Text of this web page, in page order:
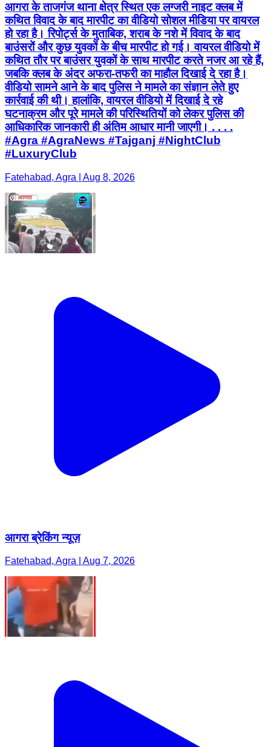
आगरा के ताजगंज थाना क्षेत्र स्थित एक लग्जरी नाइट क्लब में
कथित विवाद के बाद मारपीट का वीडियो सोशल मीडिया पर वायरल
हो रहा है। रिपोर्ट्स के मुताबिक, शराब के नशे में विवाद के बाद
बाउंसरों और कुछ युवकों के बीच मारपीट हो गई। वायरल वीडियो में
कथित तौर पर बाउंसर युवकों के साथ मारपीट करते नजर आ रहे हैं,
जबकि क्लब के अंदर अफरा-तफरी का माहौल दिखाई दे रहा है।
वीडियो सामने आने के बाद पुलिस ने मामले का संज्ञान लेते हुए
कार्रवाई की थी। हालांकि, वायरल वीडियो में दिखाई दे रहे
घटनाक्रम और पूरे मामले की परिस्थितियों को लेकर पुलिस की
आधिकारिक जानकारी ही अंतिम आधार मानी जाएगी। . . . .
#Agra #AgraNews #Tajganj #NightClub
#LuxuryClub
Fatehabad, Agra | Aug 8, 2026
आगरा ब्रेकिंग न्यूज़
Fatehabad, Agra | Aug 7, 2026